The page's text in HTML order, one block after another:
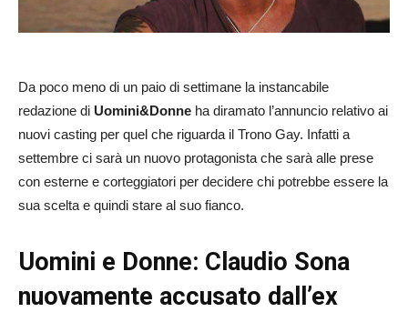
Da poco meno di un paio di settimane la instancabile
redazione di Uomini&Donne ha diramato l’annuncio relativo ai
nuovi casting per quel che riguarda il Trono Gay. Infatti a
settembre ci sarà un nuovo protagonista che sarà alle prese
con esterne e corteggiatori per decidere chi potrebbe essere la
sua scelta e quindi stare al suo fianco.
Uomini e Donne: Claudio Sona
nuovamente accusato dall’ex